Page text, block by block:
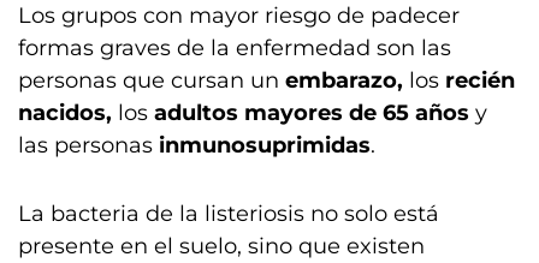
Los grupos con mayor riesgo de padecer
formas graves de la enfermedad son las
personas que cursan un embarazo, los recién
nacidos, los adultos mayores de 65 años y
las personas inmunosuprimidas.
La bacteria de la listeriosis no solo está
presente en el suelo, sino que existen